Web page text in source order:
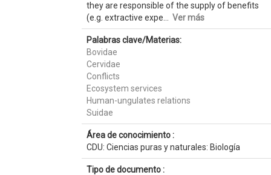
they are responsible of the supply of benefits
(e.g. extractive expe... Ver más
Palabras clave/Materias:
Bovidae
Cervidae
Conflicts
Ecosystem services
Human-ungulates relations
Suidae
Área de conocimiento :
CDU: Ciencias puras y naturales: Biología
Tipo de documento :